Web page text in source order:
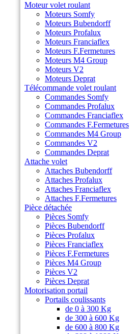
Moteur volet roulant
Moteurs Somfy
Moteurs Bubendorff
Moteurs Profalux
Moteurs Franciaflex
Moteurs F.Fermetures
Moteurs M4 Group
Moteurs V2
Moteurs Deprat
Télécommande volet roulant
Commandes Somfy
Commandes Profalux
Commandes Franciaflex
Commandes F.Fermetures
Commandes M4 Group
Commandes V2
Commandes Deprat
Attache volet
Attaches Bubendorff
Attaches Profalux
Attaches Franciaflex
Attaches F.Fermetures
Pièce détachée
Pièces Somfy
Pièces Bubendorff
Pièces Profalux
Pièces Franciaflex
Pièces F.Fermetures
Pièces M4 Group
Pièces V2
Pièces Deprat
Motorisation portail
Portails coulissants
de 0 à 300 Kg
de 300 à 600 Kg
de 600 à 800 Kg